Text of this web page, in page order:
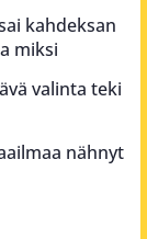
kahdeksan
miksi
valinta teki
nähnyt